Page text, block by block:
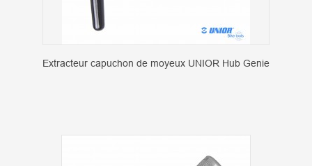
Extracteur capuchon de moyeux UNIOR Hub Genie